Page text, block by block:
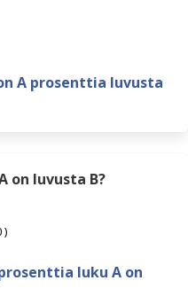
A prosenttia luvusta
on luvusta B?
)
luku A on